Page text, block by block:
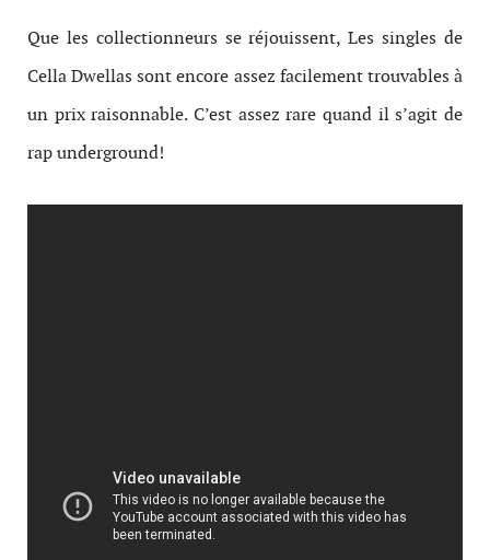
Que les collectionneurs se réjouissent, Les singles de
Cella Dwellas sont encore assez facilement trouvables à
un prix raisonnable. C’est assez rare quand il s’agit de
rap underground!